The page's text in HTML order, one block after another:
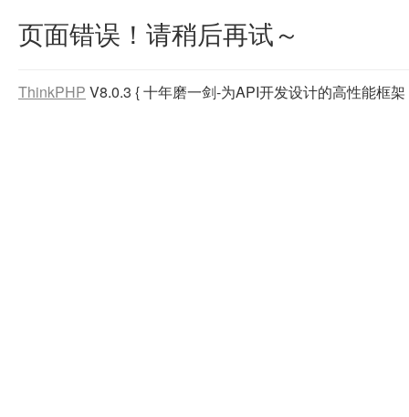
页面错误！请稍后再试～
ThinkPHP V8.0.3 { 十年磨一剑-为API开发设计的高性能框架